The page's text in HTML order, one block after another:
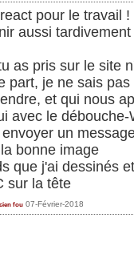
pour le travail !
aussi
as pris sur le site
part, je ne sais
et qui nous
avec le
un
bonne image
que j'ai dessinés
sur la tête
fou 07-Février-2018